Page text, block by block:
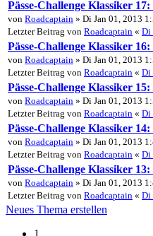
Pässe-Challenge Klassiker
von Roadcaptain » Di Jan 01, 2013
Letzter Beitrag von Roadcaptain « Di
Pässe-Challenge Klassiker
von Roadcaptain » Di Jan 01, 2013
Letzter Beitrag von Roadcaptain « Di
Pässe-Challenge Klassiker 15:
von Roadcaptain » Di Jan 01, 2013
Letzter Beitrag von Roadcaptain « Di
Pässe-Challenge Klassiker 14:
von Roadcaptain » Di Jan 01, 2013
Letzter Beitrag von Roadcaptain « Di
Pässe-Challenge Klassiker
von Roadcaptain » Di Jan 01, 2013
Letzter Beitrag von Roadcaptain « Di
Neues Thema erstellen
1